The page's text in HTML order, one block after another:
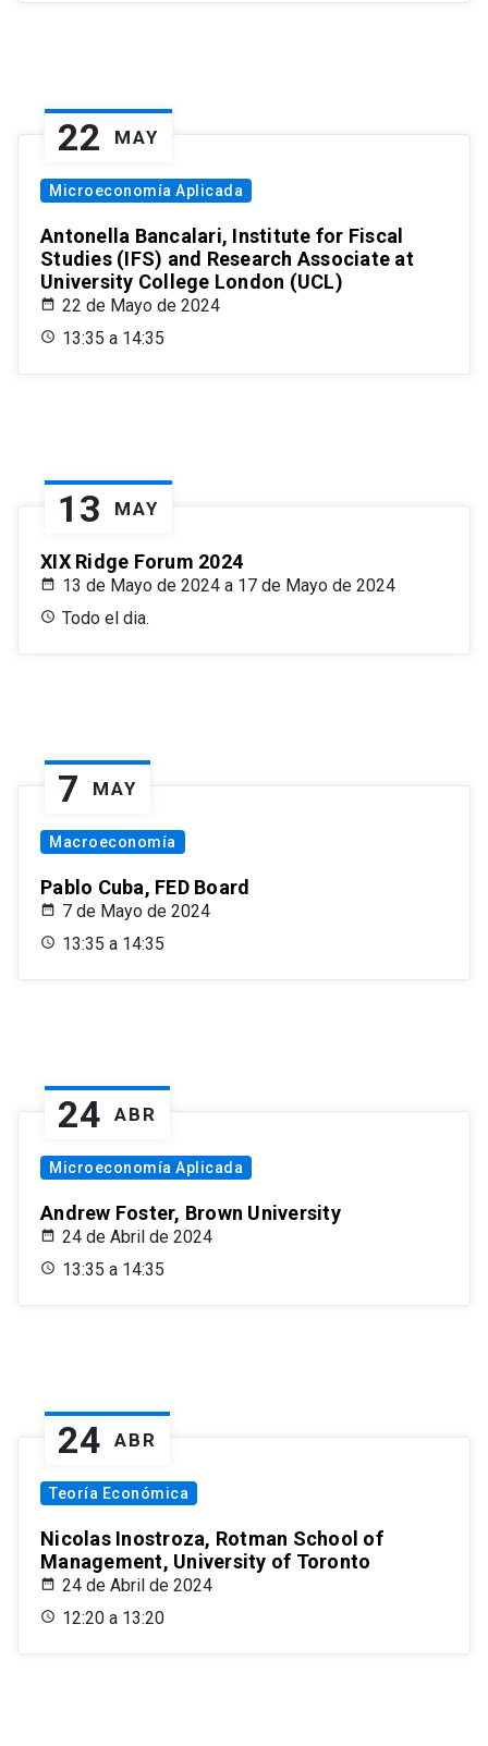
22 MAY
Microeconomía Aplicada
Antonella Bancalari, Institute for Fiscal
Studies (IFS) and Research Associate at
University College London (UCL)
22 de Mayo de 2024
13:35 a 14:35
13 MAY
XIX Ridge Forum 2024
13 de Mayo de 2024 a 17 de Mayo de 2024
Todo el dia.
7 MAY
Macroeconomía
Pablo Cuba, FED Board
7 de Mayo de 2024
13:35 a 14:35
24 ABR
Microeconomía Aplicada
Andrew Foster, Brown University
24 de Abril de 2024
13:35 a 14:35
24 ABR
Teoría Económica
Nicolas Inostroza, Rotman School of
Management, University of Toronto
24 de Abril de 2024
12:20 a 13:20